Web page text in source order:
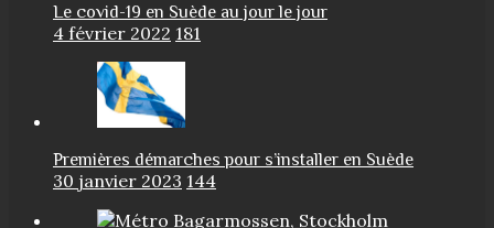
Le covid-19 en Suède au jour le jour
4 février 2022 181
Premières démarches pour s’installer en Suède
30 janvier 2023 144